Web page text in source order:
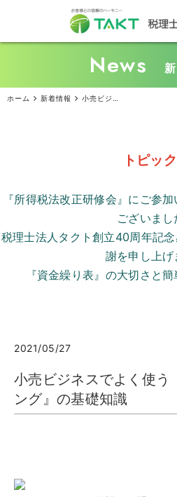
News
ホーム 新着情報 小売ビジネスでよく使う『マーチャンダイジング』の基礎知識
トピッ
『所得税法改正研修会』にご参
ございまし
税理士法人タクト創立40周年記
謝を申し上げ
『資金繰り表』の大切さと
2021/05/27
小売ビジネスでよく使う
ング』の基礎知識